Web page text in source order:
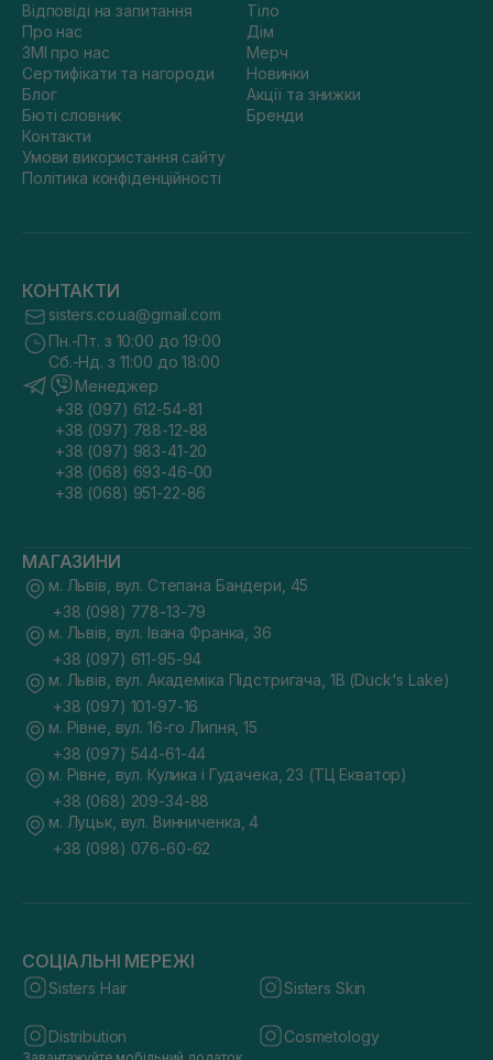
Відповіді на запитання
Про нас
ЗМІ про нас
Сертифікати та нагороди
Блог
Бюті словник
Контакти
Умови використання сайту
Політика конфіденційності
Тіло
Дім
Мерч
Новинки
Акції та знижки
Бренди
КОНТАКТИ
sisters.co.ua@gmail.com
Пн.-Пт. з 10:00 до 19:00
Сб.-Нд. з 11:00 до 18:00
Менеджер
+38 (097) 612-54-81
+38 (097) 788-12-88
+38 (097) 983-41-20
+38 (068) 693-46-00
+38 (068) 951-22-86
МАГАЗИНИ
м. Львів, вул. Степана Бандери, 45
+38 (098) 778-13-79
м. Львів, вул. Івана Франка, 36
+38 (097) 611-95-94
м. Львів, вул. Академіка Підстригача, 1В (Duck's Lake)
+38 (097) 101-97-16
м. Рівне, вул. 16-го Липня, 15
+38 (097) 544-61-44
м. Рівне, вул. Кулика і Гудачека, 23 (ТЦ Екватор)
+38 (068) 209-34-88
м. Луцьк, вул. Винниченка, 4
+38 (098) 076-60-62
СОЦІАЛЬНІ МЕРЕЖІ
Sisters Hair Sisters Skin
Distribution Cosmetology